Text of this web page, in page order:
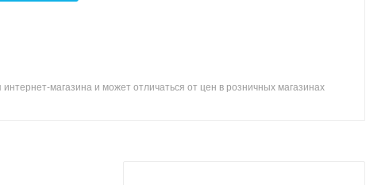
магазина и может отличаться от цен в розничных магазинах